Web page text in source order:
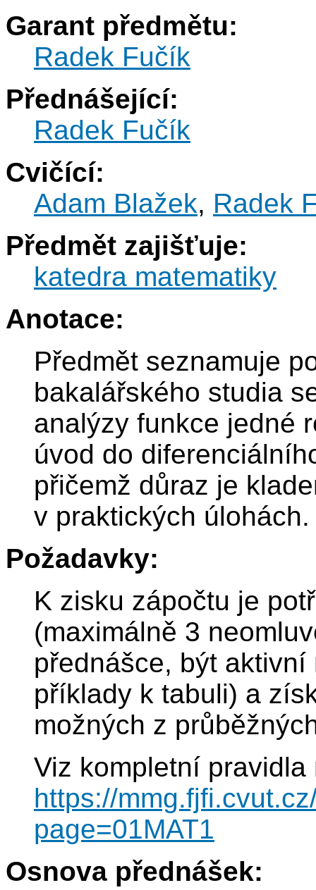
Garant předmětu:
Radek Fučík
Přednášející:
Radek Fučík
Cvičící:
Adam Blažek, Radek
Předmět zajišťuje:
katedra matematiky
Anotace:
Předmět seznamuje
bakalářského studia
analýzy funkce jedné
úvod do
přičemž důraz je
v praktických úlohách.
Požadavky:
K zisku zápočtu je
(maximálně 3
přednášce, být
příklady k tabuli) a
možných z
Viz kompletní
https://
page=01MAT1
Osnova přednášek: